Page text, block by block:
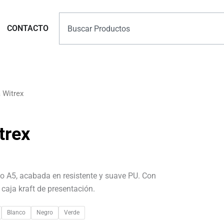
CONTACTO
A5, acabada en resistente y suave PU. Con
kraft de presentación.
Blanco Negro Verde